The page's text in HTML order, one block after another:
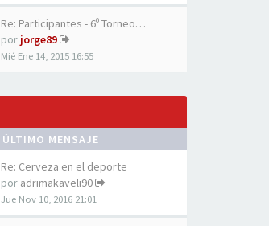
Re: Participantes - 6º Torneo…
por jorge89
Mié Ene 14, 2015 16:55
ÚLTIMO MENSAJE
Re: Cerveza en el deporte
por adrimakaveli90
Jue Nov 10, 2016 21:01